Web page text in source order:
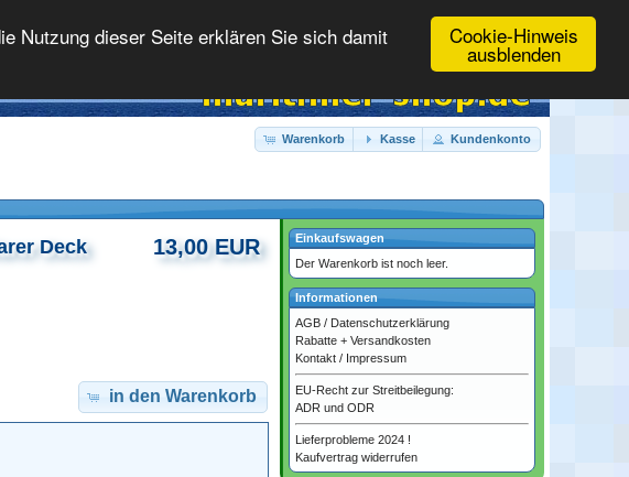
Cookie-Hinweis
ausblenden
Nutzung dieser Seite erklären Sie sich damit
Warenkorb Kasse Kundenkonto
Deck
13,00 EUR
in den Warenkorb
Einkaufswagen
Der Warenkorb ist noch leer.
Informationen
AGB / Datenschutzerklärung
Rabatte + Versandkosten
Kontakt / Impressum
EU-Recht zur Streitbeilegung:
ADR und ODR
Lieferprobleme 2024 !
Kaufvertrag widerrufen